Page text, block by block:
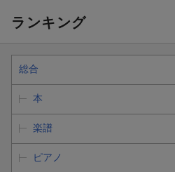
【語り継がれる日本のうたを弾きたい
【収載曲】
[1] ルパン三世のテーマ
ルパン三世
編成: ピアノ・ソロ
難易度: 中級
[2] 夢をかなえてドラえもん
ドラえもん
編成: ピアノ・ソロ
ランキング
総合
本
楽譜
ピアノ